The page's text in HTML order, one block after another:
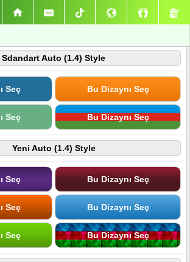
Sdandart Auto (1.4) Style
Seç Bu Dizaynı Seç
Seç Bu Dizaynı Seç
Yeni Auto (1.4) Style
Seç Bu Dizaynı Seç
Seç Bu Dizaynı Seç
Seç Bu Dizaynı Seç